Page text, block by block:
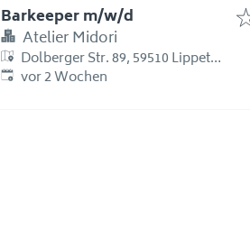
Barkeeper m/w/d
Atelier Midori
Dolberger Str. 89, 59510 Lippetal,
Deutschland
Erschienen:
vor 2 Wochen